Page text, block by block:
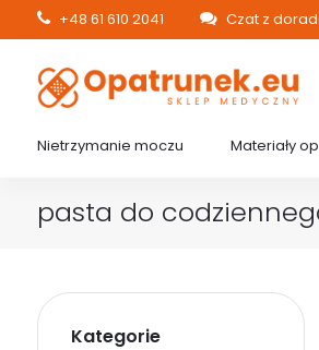
+48 61 610 2041 Czat z
Nietrzymanie moczu Materiały
pasta do
Kategorie